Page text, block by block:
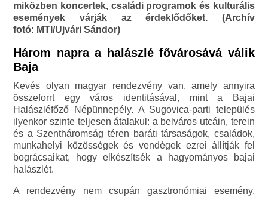
miközben koncertek, családi programok és kulturális
események várják az érdeklődőket. (Archív
fotó: MTI/Ujvári Sándor)
Három napra a halászlé fővárosává válik
Baja
Kevés olyan magyar rendezvény van, amely annyira
összeforrt egy város identitásával, mint a Bajai
Halászléfőző Népünnepély. A Sugovica-parti település
ilyenkor szinte teljesen átalakul: a belváros utcáin, terein
és a Szentháromság téren baráti társaságok, családok,
munkahelyi közösségek és vendégek ezrei állítják fel
bográcsaikat, hogy elkészítsék a hagyományos bajai
halászlét.
A rendezvény nem csupán gasztronómiai esemény,